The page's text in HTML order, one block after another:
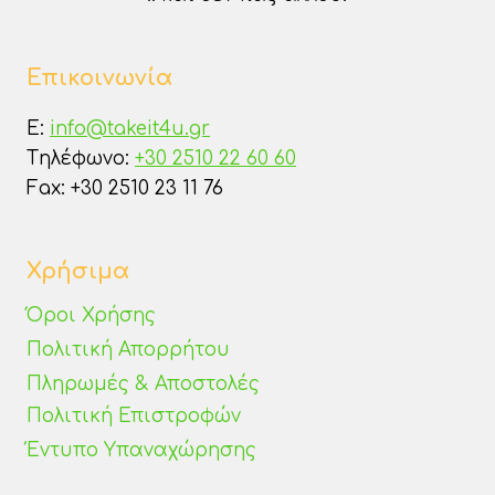
Επικοινωνία
E: info@takeit4u.gr
Tηλέφωνο: +30 2510 22 60 60
Fax: +30 2510 23 11 76
Χρήσιμα
Όροι Χρήσης
Πολιτική Απορρήτου
Πληρωμές & Αποστολές
Πολιτική Επιστροφών
Έντυπο Υπαναχώρησης